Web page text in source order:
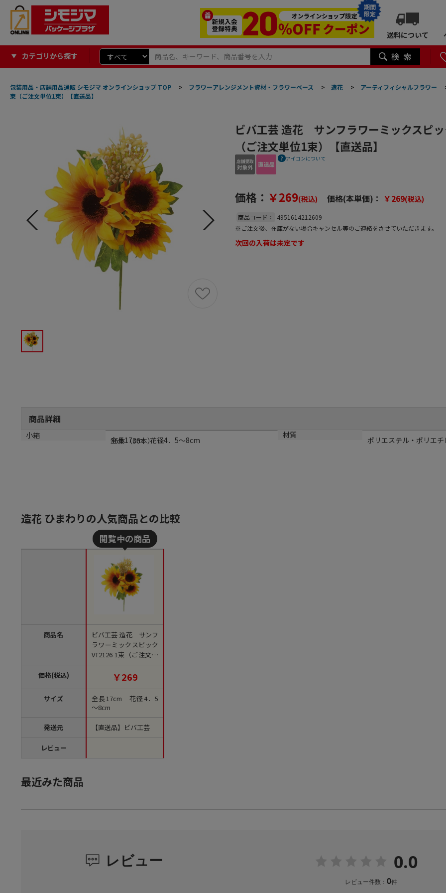
期間
限定
送料について
カテゴリから探す
包装用品・店舗用品通販 シモジマ オンラインショップ TOP > フラワーアレンジメント資材・フラワーベース > 造花 > アーティフィシャルフラワー
束（ご注文単位1束）【直送品】
ビバ工芸 造花 サンフラワーミックスピ
（ご注文単位1束）【直送品】
アイコンについて
価格： ￥269(税込) 価格(本単価)： ￥269(税込)
商品コード：
4951614212609
※ご注文後、在庫がない場合キャンセル等のご連絡をさせていただきます。
次回の入荷は未定です
商品詳細
サイズ
全長17cm 花径4．5～8cm
材質
ポリエステル・ポリエ
小箱
36本（36本）
造花 ひまわりの人気商品との比較
商品名
価格(税込)
サイズ
発送元
レビュー
ビバ工芸 造花 サンフ
ラワーミックスピック
VT2126 1束（ご注文単
位1束）【直送品】
￥269
全長17cm 花径4．5
～8cm
【直送品】ビバ工芸
最近みた商品
レビュー 0.0
レビュー件数： 0件